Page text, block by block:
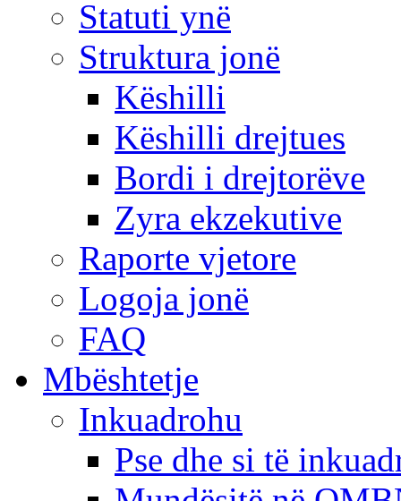
Statuti ynë
Struktura jonë
Këshilli
Këshilli drejtues
Bordi i drejtorëve
Zyra ekzekutive
Raporte vjetore
Logoja jonë
FAQ
Mbështetje
Inkuadrohu
Pse dhe si të